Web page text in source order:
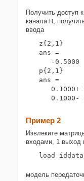
Получить доступ
канала H,
ввода
z{2,1}
ans =
   -0.5000
p{2,1}
ans =
0.1000+
Пример 2
Извлеките
входами, 1 выход
модель